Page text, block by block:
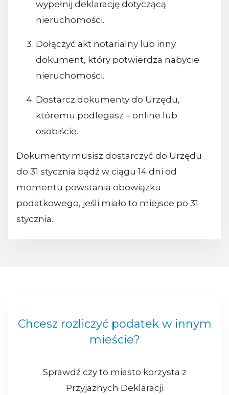
wypełnij deklarację dotyczącą
nieruchomości.
Dołączyć akt notarialny lub inny
dokument, który potwierdza nabycie
nieruchomości.
Dostarcz dokumenty do Urzędu,
któremu podlegasz – online lub
osobiście.
Dokumenty musisz dostarczyć do Urzędu
do 31 stycznia bądź w ciągu 14 dni od
momentu powstania obowiązku
podatkowego, jeśli miało to miejsce po 31
stycznia.
Chcesz rozliczyć podatek w innym
mieście?
Sprawdź czy to miasto korzysta z
Przyjaznych Deklaracji